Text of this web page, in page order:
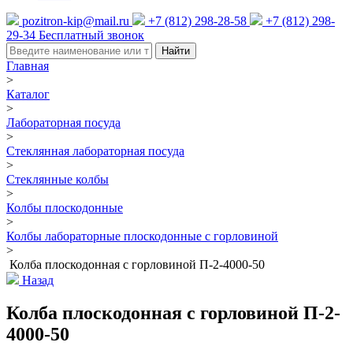
pozitron-kip@mail.ru +7 (812) 298-28-58
+7 (812) 298-
29-34 Бесплатный звонок
Найти
Главная
>
Каталог
>
Лабораторная посуда
>
Стеклянная лабораторная посуда
>
Стеклянные колбы
>
Колбы плоскодонные
>
Колбы лабораторные плоскодонные с горловиной
>
Колба плоскодонная с горловиной П-2-4000-50
Назад
Колба плоскодонная с горловиной П-2-
4000-50